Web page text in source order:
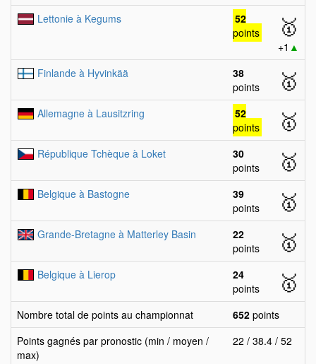
Lettonie à Kegums
52
points
🥇
+1 ▲
Finlande à Hyvinkää
38
points
🥇
Allemagne à Lausitzring
52
points
🥇
République Tchèque à Loket
30
points
🥇
Belgique à Bastogne
39
points
🥇
Grande-Bretagne à Matterley Basin
22
points
🥇
Belgique à Lierop
24
points
🥇
Nombre total de points au championnat 652 points
Points gagnés par pronostic (min / moyen /
max)
22 / 38.4 / 52